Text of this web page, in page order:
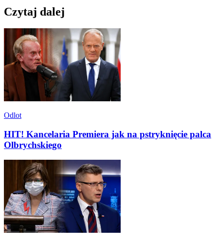
Czytaj dalej
Odlot
HIT! Kancelaria Premiera jak na pstryknięcie palca
Olbrychskiego